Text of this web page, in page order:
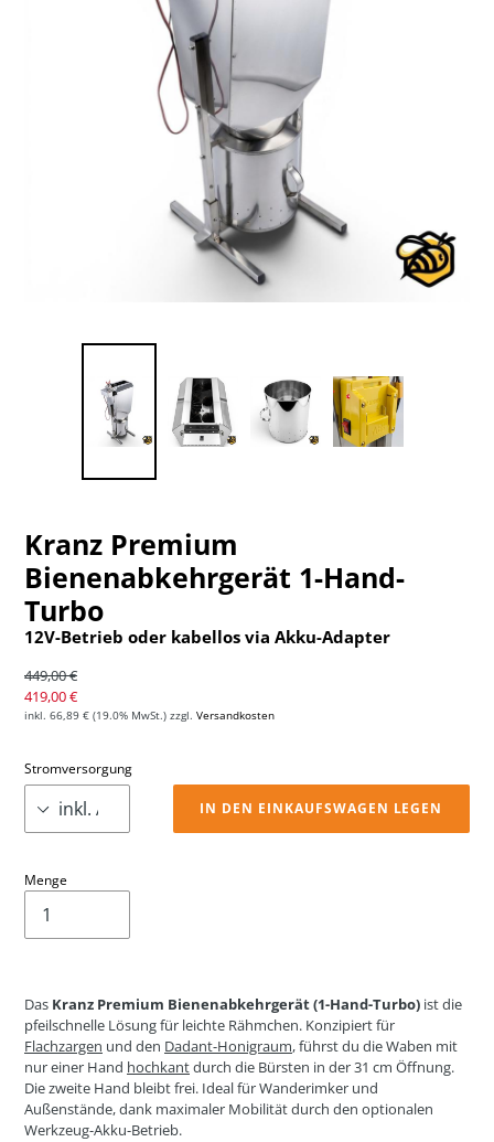
Kranz Premium
Bienenabkehrgerät 1-Hand-
Turbo
12V-Betrieb oder kabellos via Akku-Adapter
Normaler Preis
449,00 €
Sonderpreis
419,00 €
inkl. 66,89 € (19.0% MwSt.) zzgl. Versandkosten
Stromversorgung
Menge
IN DEN EINKAUFSWAGEN LEGEN
Das Kranz Premium Bienenabkehrgerät (1-Hand-Turbo) ist die
pfeilschnelle Lösung für leichte Rähmchen. Konzipiert für
Flachzargen und den Dadant-Honigraum, führst du die Waben mit
nur einer Hand hochkantdurch die Bürsten in der 31 cm Öffnung.
Die zweite Hand bleibt frei. Ideal für Wanderimker und
Außenstände, dank maximaler Mobilität durch den optionalen
Werkzeug-Akku-Betrieb.